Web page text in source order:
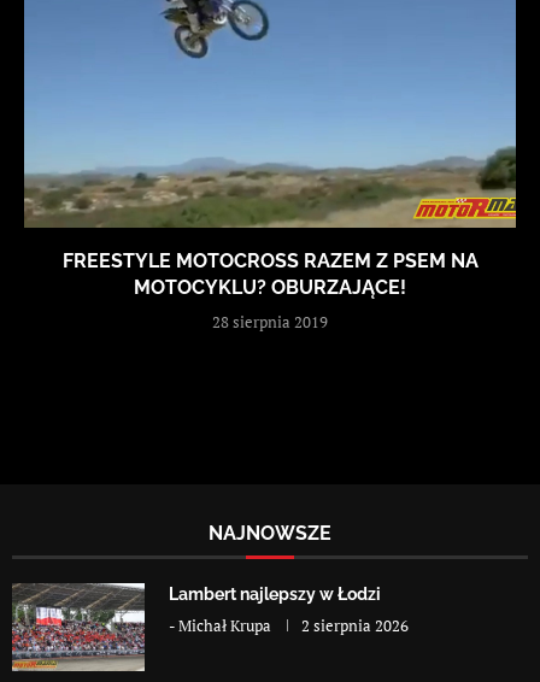
FREESTYLE MOTOCROSS RAZEM Z PSEM NA
MOTOCYKLU? OBURZAJĄCE!
28 sierpnia 2019
NAJNOWSZE
Lambert najlepszy w Łodzi
-Michał Krupa 2 sierpnia 2026